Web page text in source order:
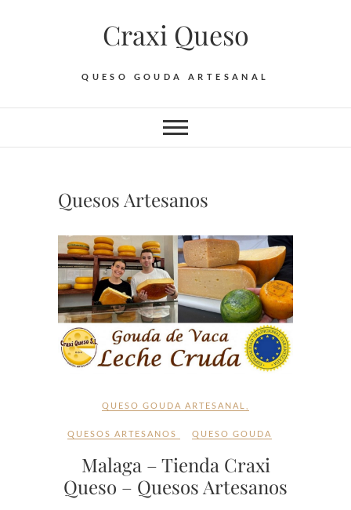
Craxi Queso
QUESO GOUDA ARTESANAL
Quesos Artesanos
QUESO GOUDA ARTESANAL
QUESOS ARTESANOS QUESO GOUDA
Malaga – Tienda Craxi
Queso – Quesos Artesanos